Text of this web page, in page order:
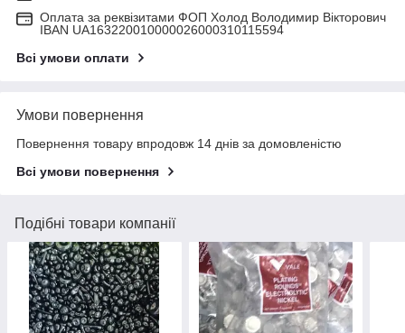
Оплата за реквізитами ФОП Холод Володимир Вікторович
IBAN UA163220010000026000310115594
Всі умови оплати
Умови повернення
Повернення товару впродовж 14 днів за домовленістю
Всі умови повернення
Подібні товари компанії